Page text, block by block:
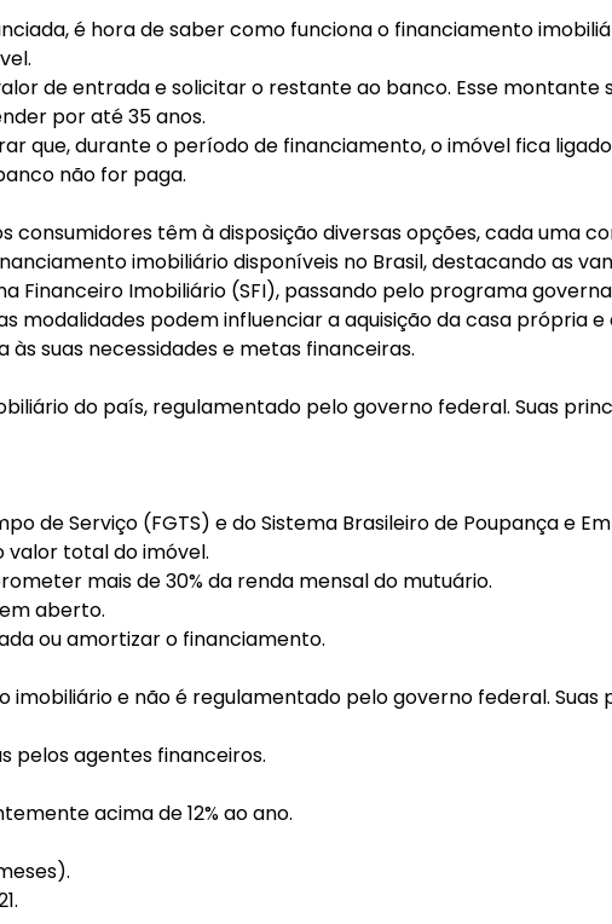
é hora de saber como funciona o financiamento
de entrada e solicitar o restante ao banco. Esse
por até 35 anos.
que, durante o período de financiamento, o imóvel fica
não for paga.
consumidores têm à disposição diversas opções, cada uma
imobiliário disponíveis no Brasil, destacando as
Financeiro Imobiliário (SFI), passando pelo programa
modalidades podem influenciar a aquisição da casa própria
suas necessidades e metas financeiras.
do país, regulamentado pelo governo federal. Suas
de Serviço (FGTS) e do Sistema Brasileiro de Poupança e
valor total do imóvel.
mais de 30% da renda mensal do mutuário.
aberto.
ou amortizar o financiamento.
imobiliário e não é regulamentado pelo governo federal.
pelos agentes financeiros.
acima de 12% ao ano.